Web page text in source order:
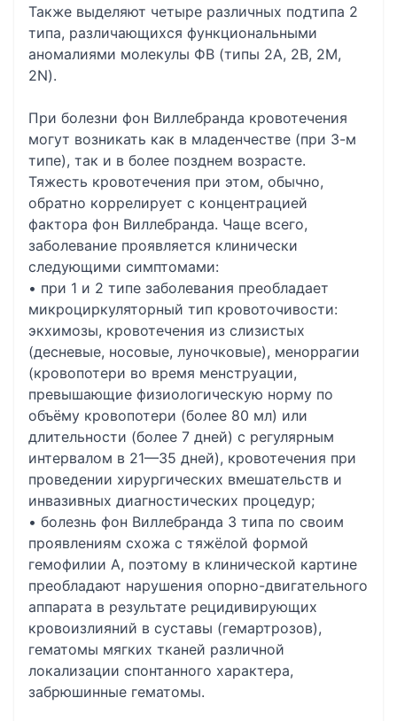
Также выделяют четыре различных подтипа 2
типа, различающихся функциональными
аномалиями молекулы ФВ (типы 2А, 2В, 2М,
2N).
При болезни фон Виллебранда кровотечения
могут возникать как в младенчестве (при 3-м
типе), так и в более позднем возрасте.
Тяжесть кровотечения при этом, обычно,
обратно коррелирует с концентрацией
фактора фон Виллебранда. Чаще всего,
заболевание проявляется клинически
следующими симптомами:
• при 1 и 2 типе заболевания преобладает
микроциркуляторный тип кровоточивости:
экхимозы, кровотечения из слизистых
(десневые, носовые, луночковые), меноррагии
(кровопотери во время менструации,
превышающие физиологическую норму по
объёму кровопотери (более 80 мл) или
длительности (более 7 дней) с регулярным
интервалом в 21—35 дней), кровотечения при
проведении хирургических вмешательств и
инвазивных диагностических процедур;
• болезнь фон Виллебранда 3 типа по своим
проявлениям схожа с тяжёлой формой
гемофилии A, поэтому в клинической картине
преобладают нарушения опорно-двигательного
аппарата в результате рецидивирующих
кровоизлияний в суставы (гемартрозов),
гематомы мягких тканей различной
локализации спонтанного характера,
забрюшинные гематомы.